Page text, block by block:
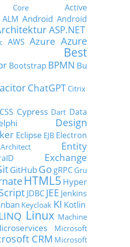
Active
ALM Android Android
ASP.NET
AWS Azure Azure
Best
Bootstrap BPMN Bu
ChatGPT Citrix
CSS Cypress Dart Data
Design
Eclipse EJB Electron
Entity
Exchange
GitHubGo gRPC Gru
HTML5 Hyper
JDBC JEE Jenkins
Keycloak KI Kotlin
LINQ Linux Machine
Microsoft
CRM Microsoft